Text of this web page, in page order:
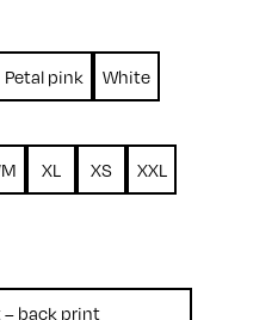
Petal pink White
XL XS XXL
– back print